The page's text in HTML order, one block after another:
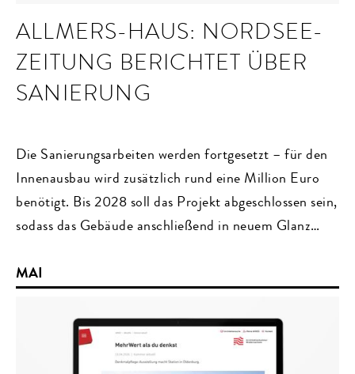
ALLMERS-HAUS: NORDSEE-
ZEITUNG BERICHTET ÜBER
SANIERUNG
Die Sanierungsarbeiten werden fortgesetzt – für den
Innenausbau wird zusätzlich rund eine Million Euro
benötigt. Bis 2028 soll das Projekt abgeschlossen sein,
sodass das Gebäude anschließend in neuem Glanz
MAI